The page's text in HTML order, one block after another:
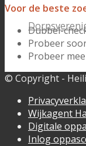
Voor de beste
Dubbel-
Probeer
Probeer
© Copyright -
Wijkagent
Digitale
Inlog